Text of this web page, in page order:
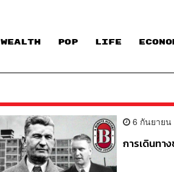
WEALTH POP LIFE
6 กันยายน
การเดินทา